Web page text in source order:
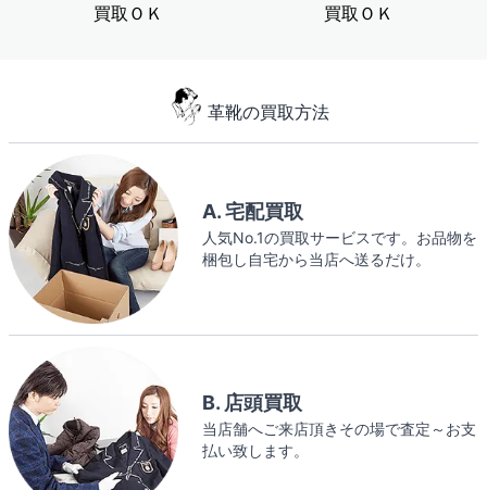
買取ＯＫ 買取ＯＫ
革靴の買取方法
A. 宅配買取
人気No.1の買取サービスです。お品物を
梱包し自宅から当店へ送るだけ。
B. 店頭買取
当店舗へご来店頂きその場で査定～お支
払い致します。